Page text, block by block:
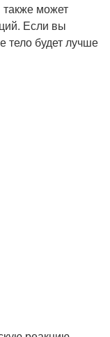
может
Если вы
тело будет лучше